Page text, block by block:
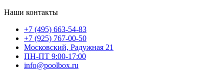
Наши контакты
+7 (495) 663-54-83
+7 (925) 767-00-50
Московский, Радужная 21
ПН-ПТ 9:00-17:00
info@poolbox.ru